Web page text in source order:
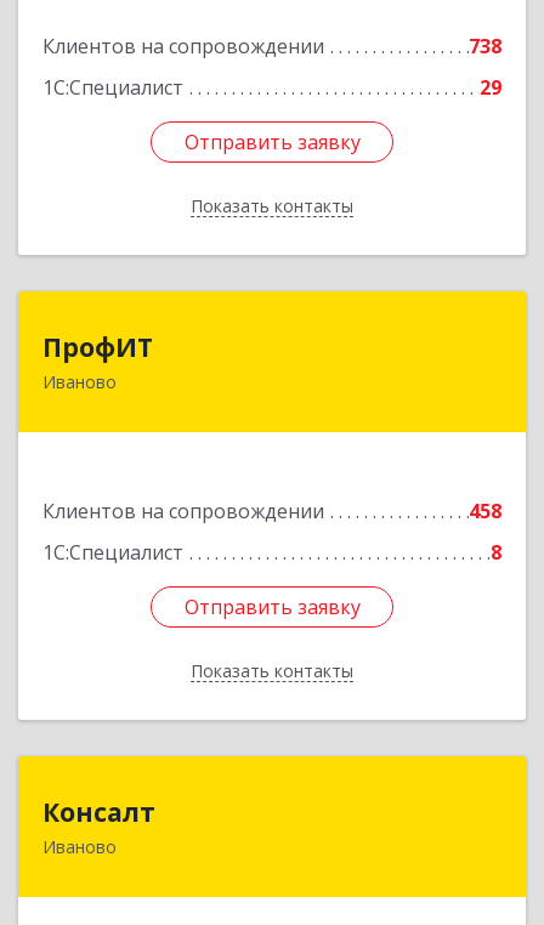
Клиентов на сопровождении
738
1С:Специалист
29
Отправить заявку
Показать контакты
Подробнее
Отправить заявку
Назад
ПрофИТ
Иваново
Клиентов на сопровождении
458
1С:Специалист
8
Отправить заявку
Показать контакты
153000, Ивановская обл, г.о. город Иваново,
Подробнее
Отправить заявку
Назад
Консалт
Иваново
153000, Ивановская обл, Иваново г, Жарова ул,